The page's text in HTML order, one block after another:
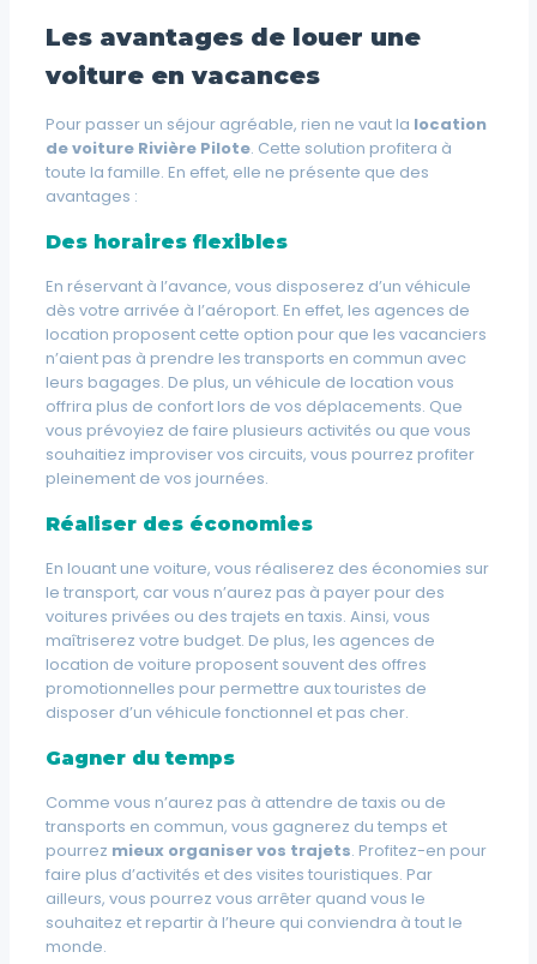
Les avantages de louer une
voiture en vacances
Pour passer un séjour agréable, rien ne vaut la location
de voiture Rivière Pilote. Cette solution profitera à
toute la famille. En effet, elle ne présente que des
avantages :
Des horaires flexibles
En réservant à l’avance, vous disposerez d’un véhicule
dès votre arrivée à l’aéroport. En effet, les agences de
location proposent cette option pour que les vacanciers
n’aient pas à prendre les transports en commun avec
leurs bagages. De plus, un véhicule de location vous
offrira plus de confort lors de vos déplacements. Que
vous prévoyiez de faire plusieurs activités ou que vous
souhaitiez improviser vos circuits, vous pourrez profiter
pleinement de vos journées.
Réaliser des économies
En louant une voiture, vous réaliserez des économies sur
le transport, car vous n’aurez pas à payer pour des
voitures privées ou des trajets en taxis. Ainsi, vous
maîtriserez votre budget. De plus, les agences de
location de voiture proposent souvent des offres
promotionnelles pour permettre aux touristes de
disposer d’un véhicule fonctionnel et pas cher.
Gagner du temps
Comme vous n’aurez pas à attendre de taxis ou de
transports en commun, vous gagnerez du temps et
pourrez mieux organiser vos trajets. Profitez-en pour
faire plus d’activités et des visites touristiques. Par
ailleurs, vous pourrez vous arrêter quand vous le
souhaitez et repartir à l’heure qui conviendra à tout le
monde.